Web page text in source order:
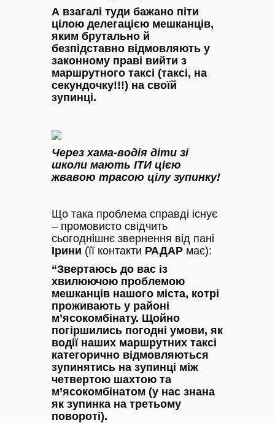
А взагалі туди бажано піти
цілою делегацією мешканців,
яким брутально й
безпідставно відмовляють у
законному праві вийти з
маршрутного таксі (таксі, на
секундочку!!!) на своїй
зупинці.
Через хама-водія діти зі
школи мають ІТИ цією
жвавою трасою цілу зупинку!
Що така проблема справді існує
– промовисто свідчить
сьогоднішнє звернення від пані
Ірини (її контакти РАДАР має):
“Звертаюсь до вас із
хвилюючою проблемою
мешканців нашого міста, котрі
проживають у районі
м’ясокомбінату. Щойно
погіршились погодні умови, як
водії наших маршрутних таксі
категорично відмовляються
зупинятись на зупинці між
четвертою шахтою та
м’ясокомбінатом (у нас знана
як зупинка на третьому
повороті).